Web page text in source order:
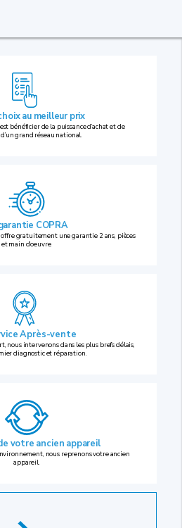
au meilleur prix
bénéficier de la puissance d’achat et de
d’un grand réseau national.
COPRA
offre gratuitement une garantie 2 ans, pièces
et main d’oeuvre.
Après-vente
nous intervenons dans les plus brefs délais,
diagnostic et réparation.
votre ancien appareil
nous reprenons votre ancien
appareil.